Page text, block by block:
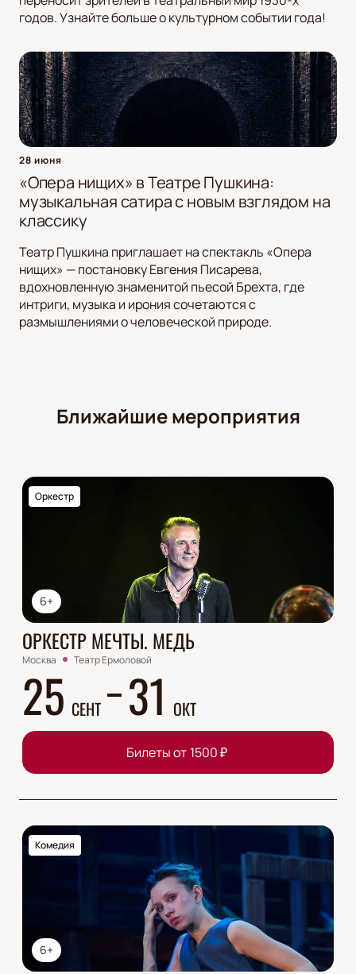
годов. Узнайте больше о культурном событии года!
28 июня
«Опера нищих» в Театре Пушкина:
музыкальная сатира с новым взглядом на
классику
Театр Пушкина приглашает на спектакль «Опера
нищих» — постановку Евгения Писарева,
вдохновленную знаменитой пьесой Брехта, где
интриги, музыка и ирония сочетаются с
размышлениями о человеческой природе.
Ближайшие мероприятия
6+
Оркестр
ОРКЕСТР МЕЧТЫ. МЕДЬ
Москва Театр Ермоловой
25 СЕНТ 31 ОКТ
Билеты от 1500₽
6+
Комедия